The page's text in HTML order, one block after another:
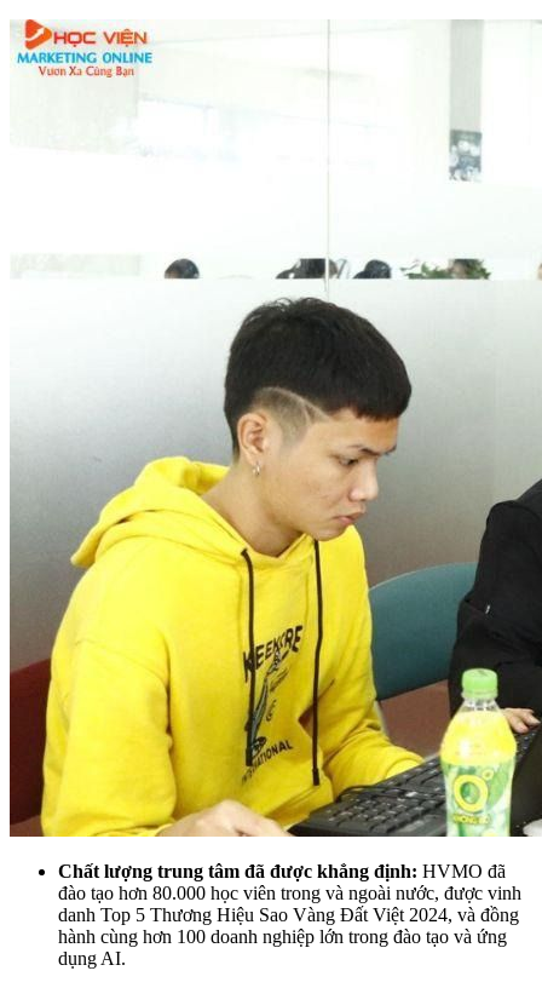
Chất lượng trung tâm đã được khẳng định: HVMO đã
đào tạo hơn 80.000 học viên trong và ngoài nước, được vinh
danh Top 5 Thương Hiệu Sao Vàng Đất Việt 2024, và đồng
hành cùng hơn 100 doanh nghiệp lớn trong đào tạo và ứng
dụng AI.